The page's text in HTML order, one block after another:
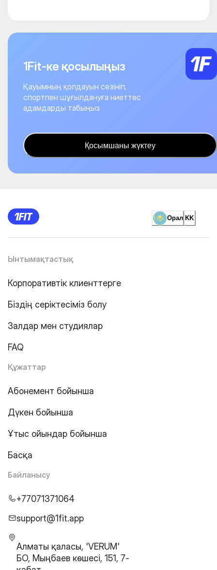
1Fit-ке қосылыңыз
Қауымның қолдауын сезініп,
спортпен шұғылдануға ниеттес
адамдарды табыңыз
Қосымшаны жүктеу
Орал KK
Ынтымақтастық
Корпоративтік клиенттерге
Біздің серіктесіміз болу
Залдар мен студиялар
FAQ
Құжаттар
Абонемент бойынша
Дүкен бойынша
Ұтыс ойындар бойынша
Басқа
Байланысу
+77071371064
support@1fit.app
Алматы қаласы, 'VERUM'
БО, Мыңбаев көшесі, 151, 7-